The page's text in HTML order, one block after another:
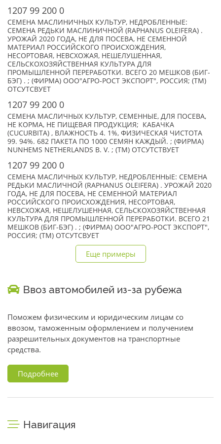
1207 99 200 0
СЕМЕНА МАСЛИНИЧНЫХ КУЛЬТУР, НЕДРОБЛЕННЫЕ:
СЕМЕНА РЕДЬКИ МАСЛИНИЧНОЙ (RAPHANUS OLEIFERA) .
УРОЖАЙ 2020 ГОДА, НЕ ДЛЯ ПОСЕВА, НЕ СЕМЕННОЙ
МАТЕРИАЛ РОССИЙСКОГО ПРОИСХОЖДЕНИЯ,
НЕСОРТОВАЯ, НЕВСХОЖАЯ, НЕШЕЛУШЕННАЯ,
СЕЛЬСКОХОЗЯЙСТВЕННАЯ КУЛЬТУРА ДЛЯ
ПРОМЫШЛЕННОЙ ПЕРЕРАБОТКИ. ВСЕГО 20 МЕШКОВ (БИГ-
БЭГ) . ; (ФИРМА) ООО"АГРО-РОСТ ЭКСПОРТ", РОССИЯ; (TM)
ОТСУТСВУЕТ
1207 99 200 0
СЕМЕНА МАСЛИЧНЫХ КУЛЬТУР, СЕМЕННЫЕ, ДЛЯ ПОСЕВА,
НЕ КОРМА, НЕ ПИЩЕВАЯ ПРОДУКЦИЯ; КАБАЧКА
(CUCURBITA) , ВЛАЖНОСТЬ 4. 1%, ФИЗИЧЕСКАЯ ЧИСТОТА
99. 94%. 682 ПАКЕТА ПО 1000 СЕМЯН КАЖДЫЙ. ; (ФИРМА)
NUNHEMS NETHERLANDS B. V. ; (TM) ОТСУТСТВУЕТ
1207 99 200 0
СЕМЕНА МАСЛИЧНЫХ КУЛЬТУР, НЕДРОБЛЕННЫЕ: СЕМЕНА
РЕДЬКИ МАСЛИЧНОЙ (RAPHANUS OLEIFERA) . УРОЖАЙ 2020
ГОДА, НЕ ДЛЯ ПОСЕВА, НЕ СЕМЕННОЙ МАТЕРИАЛ
РОССИЙСКОГО ПРОИСХОЖДЕНИЯ, НЕСОРТОВАЯ,
НЕВСХОЖАЯ, НЕШЕЛУШЕННАЯ, СЕЛЬСКОХОЗЯЙСТВЕННАЯ
КУЛЬТУРА ДЛЯ ПРОМЫШЛЕННОЙ ПЕРЕРАБОТКИ. ВСЕГО 21
МЕШКОВ (БИГ-БЭГ) . ; (ФИРМА) ООО"АГРО-РОСТ ЭКСПОРТ",
РОССИЯ; (TM) ОТСУТСВУЕТ
Еще примеры
Ввоз автомобилей из-за рубежа
Поможем физическим и юридическим лицам со
ввозом, таможенным оформлением и получением
разрешительных документов на транспортные
средства.
Подробнее
Навигация